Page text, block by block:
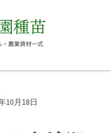
10月18日